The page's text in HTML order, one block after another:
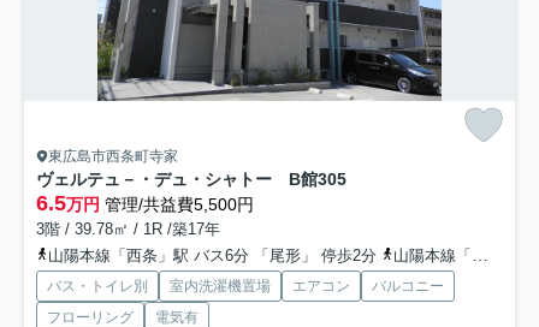
東広島市西条町寺家
ヴェルテュ－・デュ・シャトー B館305
6.5万円 管理/共益費5,500円
3階 / 39.78㎡ / 1R /築17年
山陽本線「西条」駅 バス6分 「尾形」 停歩2分
山陽本線「寺家」駅 徒歩31分
バス・トイレ別 室内洗濯機置場 エアコン
バルコニー
フローリング
電気有